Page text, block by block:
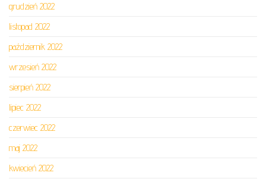
grudzień 2022
listopad 2022
październik 2022
wrzesień 2022
sierpień 2022
lipiec 2022
czerwiec 2022
maj 2022
kwiecień 2022